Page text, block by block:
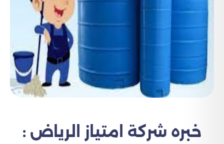
خبره شركة امتياز الرياض :